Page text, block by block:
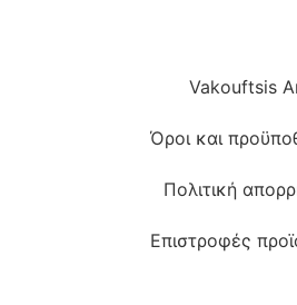
Vakouftsis
Όροι και
Πολιτική
Επιστροφές